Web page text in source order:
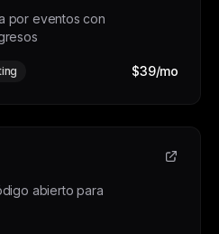
por eventos con
$39/mo
abierto para